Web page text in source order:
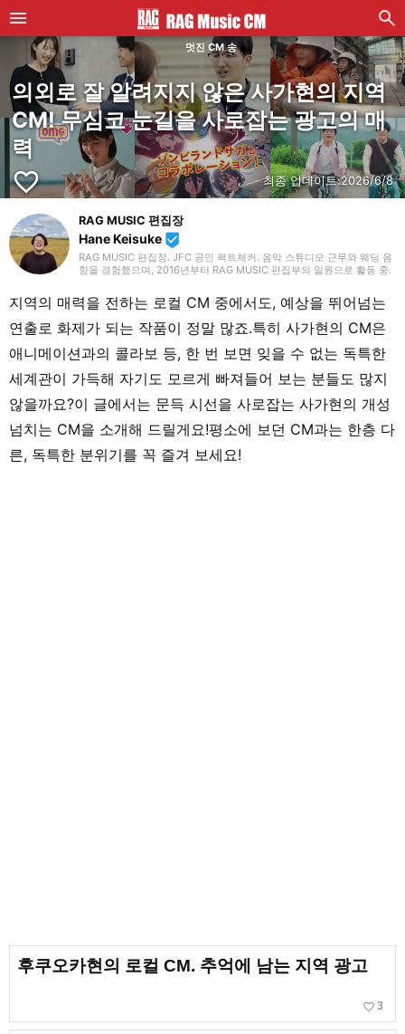
멋진 CM 송
의외로 잘 알려지지 않은 사가현의 지역
CM! 무심코 눈길을 사로잡는 광고의 매
력
favorite_border 최종 업데이트:2026/6/8
RAG MUSIC 편집장
Hane Keisuke beenhere
RAG MUSIC 편집장. JFC 공인 팩트체커. 음악 스튜디오 근무와 웨딩 음
향을 경험했으며, 2016년부터 RAG MUSIC 편집부의 일원으로 활동 중.
후에는 밴드에서 드럼 등 다양한 악기를 경험. 각종 곡 소개 글을 비롯해,
각지의 음악 페스티벌 소개 기사와 라이브 리포트 등, 자신의 음악 활동
과 지금까지의 업무로 쌓아 온 경험을 바탕으로 매일 기사를 제작하고 있
습니다. 음악은 국내외 록은 물론, 최근에는 J-POP도 폭넓게 즐겨 듣습
니다.
지역의 매력을 전하는 로컬 CM 중에서도, 예상을 뛰어넘는
연출로 화제가 되는 작품이 정말 많죠.특히 사가현의 CM은
애니메이션과의 콜라보 등, 한 번 보면 잊을 수 없는 독특한
세계관이 가득해 자기도 모르게 빠져들어 보는 분들도 많지
않을까요?이 글에서는 문득 시선을 사로잡는 사가현의 개성
넘치는 CM을 소개해 드릴게요!평소에 보던 CM과는 한층 다
른, 독특한 분위기를 꼭 즐겨 보세요!
후쿠오카현의 로컬 CM. 추억에 남는 지역 광고
favorite_border 3